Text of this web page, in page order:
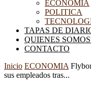
ECONOMIA
POLITICA
TAPAS DE
QUIENES
CONTACTO
Inicio ECONOMIA
sus empleados tras...